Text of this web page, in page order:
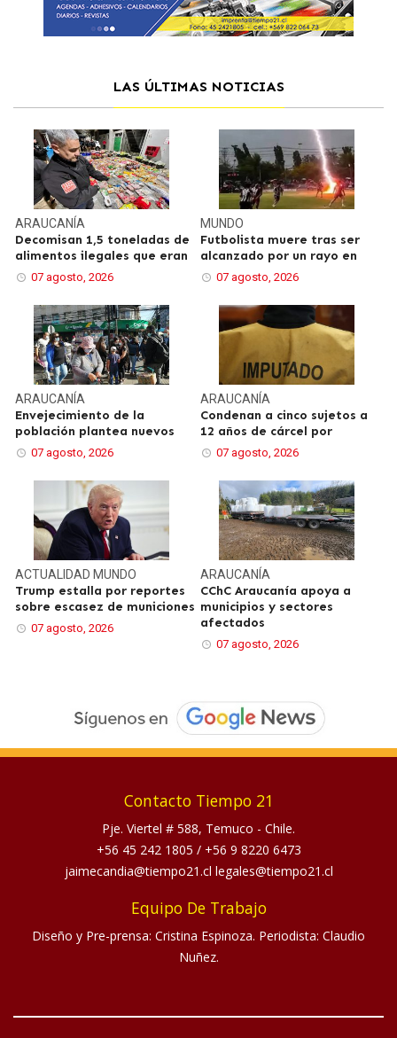
LAS ÚLTIMAS NOTICIAS
ARAUCANÍA
Decomisan 1,5 toneladas de
alimentos ilegales que eran
07 agosto, 2026
MUNDO
Futbolista muere tras ser
alcanzado por un rayo en
07 agosto, 2026
ARAUCANÍA
Envejecimiento de la
población plantea nuevos
07 agosto, 2026
ARAUCANÍA
Condenan a cinco sujetos a
12 años de cárcel por
07 agosto, 2026
ACTUALIDAD MUNDO
Trump estalla por reportes
sobre escasez de municiones
07 agosto, 2026
ARAUCANÍA
CChC Araucanía apoya a
municipios y sectores
afectados
07 agosto, 2026
Contacto Tiempo 21
Pje. Viertel # 588, Temuco - Chile.
+56 45 242 1805 / +56 9 8220 6473
jaimecandia@tiempo21.cl legales@tiempo21.cl
Equipo De Trabajo
Diseño y Pre-prensa: Cristina Espinoza. Periodista: Claudio
Nuñez.